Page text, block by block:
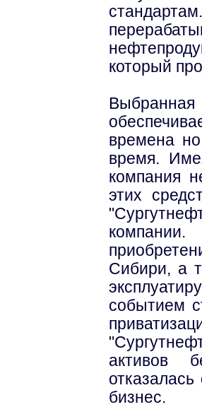
который
времена
время.
компания
этих
компании.
Сибири, а
событием
активов
бизнес.